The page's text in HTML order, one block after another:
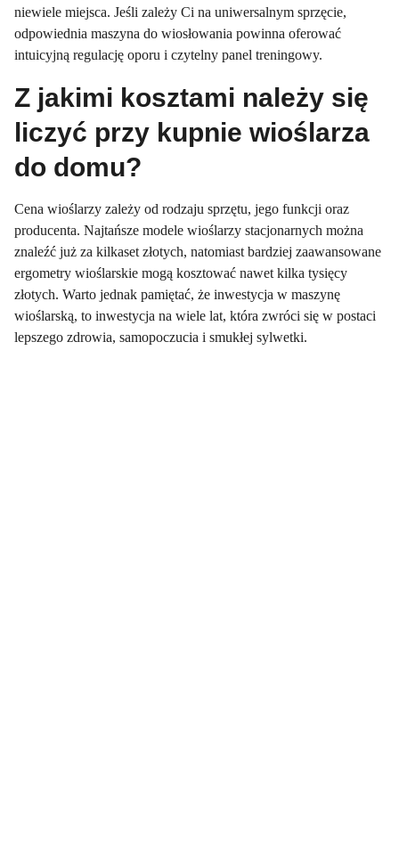
niewiele miejsca. Jeśli zależy Ci na uniwersalnym sprzęcie,
odpowiednia maszyna do wiosłowania powinna oferować
intuicyjną regulację oporu i czytelny panel treningowy.
Z jakimi kosztami należy się
liczyć przy kupnie wioślarza
do domu?
Cena wioślarzy zależy od rodzaju sprzętu, jego funkcji oraz
producenta. Najtańsze modele wioślarzy stacjonarnych można
znaleźć już za kilkaset złotych, natomiast bardziej zaawansowane
ergometry wioślarskie mogą kosztować nawet kilka tysięcy
złotych. Warto jednak pamiętać, że inwestycja w maszynę
wioślarską, to inwestycja na wiele lat, która zwróci się w postaci
lepszego zdrowia, samopoczucia i smukłej sylwetki.